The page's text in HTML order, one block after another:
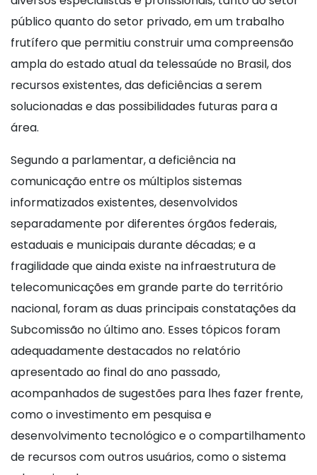
público quanto do setor privado, em um trabalho
frutífero que permitiu construir uma compreensão
ampla do estado atual da telessaúde no Brasil, dos
recursos existentes, das deficiências a serem
solucionadas e das possibilidades futuras para a
área.
Segundo a parlamentar, a deficiência na
comunicação entre os múltiplos sistemas
informatizados existentes, desenvolvidos
separadamente por diferentes órgãos federais,
estaduais e municipais durante décadas; e a
fragilidade que ainda existe na infraestrutura de
telecomunicações em grande parte do território
nacional, foram as duas principais constatações da
Subcomissão no último ano. Esses tópicos foram
adequadamente destacados no relatório
apresentado ao final do ano passado,
acompanhados de sugestões para lhes fazer frente,
como o investimento em pesquisa e
desenvolvimento tecnológico e o compartilhamento
de recursos com outros usuários, como o sistema